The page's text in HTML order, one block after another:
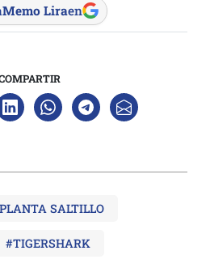
Memo Liraen
SALTILLO
#TIGERSHARK